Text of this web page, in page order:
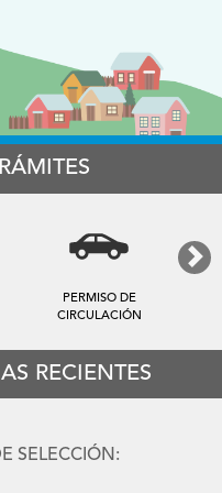
PERMISO DE
CIRCULACIÓN
Next
RECIENTES
SELECCIÓN: